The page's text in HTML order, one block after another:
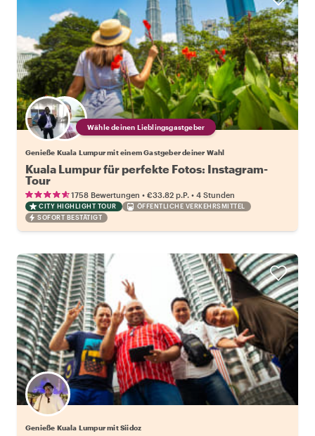
Wähle deinen Lieblingsgastgeber
Genieße Kuala Lumpur mit einem Gastgeber deiner Wahl
Kuala Lumpur für perfekte Fotos: Instagram-
Tour
1758 Bewertungen • €33.82 p.P. • 4 Stunden
CITY HIGHLIGHT TOUR
ÖFFENTLICHE VERKEHRSMITTEL
SOFORT BESTÄTIGT
Genieße Kuala Lumpur mit Siidoz